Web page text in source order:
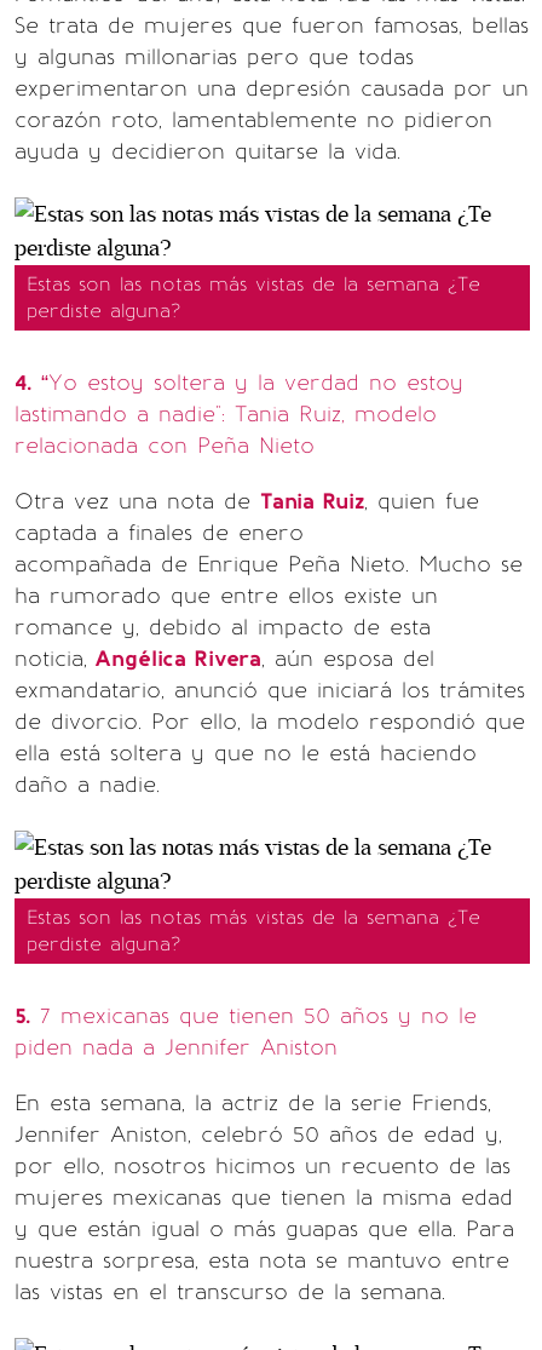
Se trata de mujeres que fueron famosas, bellas
y algunas millonarias pero que todas
experimentaron una depresión causada por un
corazón roto, lamentablemente no pidieron
ayuda y decidieron quitarse la vida.
Estas son las notas más vistas de la semana ¿Te
perdiste alguna?
4. “Yo estoy soltera y la verdad no estoy
lastimando a nadie": Tania Ruiz, modelo
relacionada con Peña Nieto
Otra vez una nota de Tania Ruiz, quien fue
captada a finales de enero
acompañada de Enrique Peña Nieto. Mucho se
ha rumorado que entre ellos existe un
romance y, debido al impacto de esta
noticia, Angélica Rivera, aún esposa del
exmandatario, anunció que iniciará los trámites
de divorcio. Por ello, la modelo respondió que
ella está soltera y que no le está haciendo
daño a nadie.
Estas son las notas más vistas de la semana ¿Te
perdiste alguna?
5. 7 mexicanas que tienen 50 años y no le
piden nada a Jennifer Aniston
En esta semana, la actriz de la serie Friends,
Jennifer Aniston, celebró 50 años de edad y,
por ello, nosotros hicimos un recuento de las
mujeres mexicanas que tienen la misma edad
y que están igual o más guapas que ella. Para
nuestra sorpresa, esta nota se mantuvo entre
las vistas en el transcurso de la semana.